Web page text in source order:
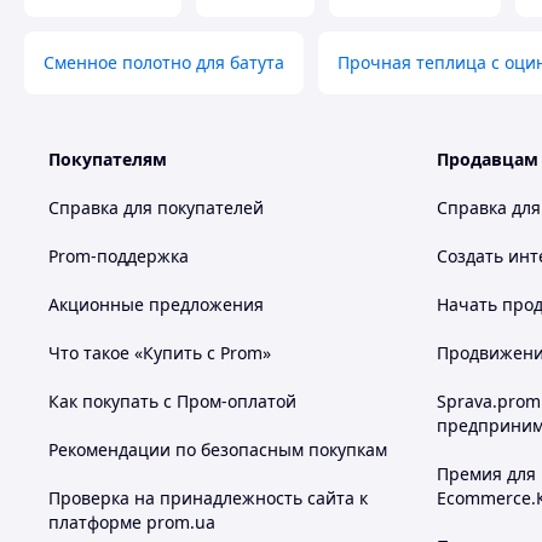
Бесплатная оцинкованная лестница в комплекте
Дополнительные преимущества батутов
• Батут — один из самых эффективных способов
• Мат из материалов высшего качества сохраняет
• Прочная стальная конструкция не деформируется.
– улучшению здоровья
– ускорению кровообращения
– повышению выносливости
Сменное полотно для батута Прочная теплица с
Покупателям
Справка для покупателей
Prom-поддержка
Акционные предложения
Что такое «Купить с Prom»
Как покупать с Пром-оплатой
Рекомендации по безопасным покупкам
Проверка на принадлежность сайта к
платформе prom.ua
Продавцам
Справка
Создать
Начать
Премия для